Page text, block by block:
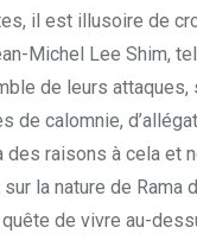
il est illusoire de
Michel Lee Shim, tel
de leurs attaques,
de calomnie,
des raisons à cela et
la nature de Rama
de vivre au-